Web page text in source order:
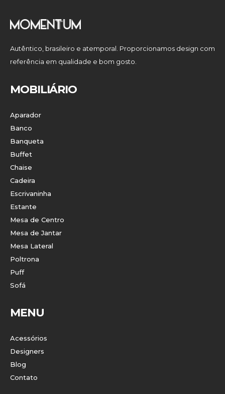
Autêntico, brasileiro e atemporal. Proporcionamos design com
referência em qualidade e bom gosto.
MOBILIÁRIO
Aparador
Banco
Banqueta
Buffet
Chaise
Cadeira
Escrivaninha
Estante
Mesa de Centro
Mesa de Jantar
Mesa Lateral
Poltrona
Puff
Sofá
MENU
Acessórios
Designers
Blog
Contato